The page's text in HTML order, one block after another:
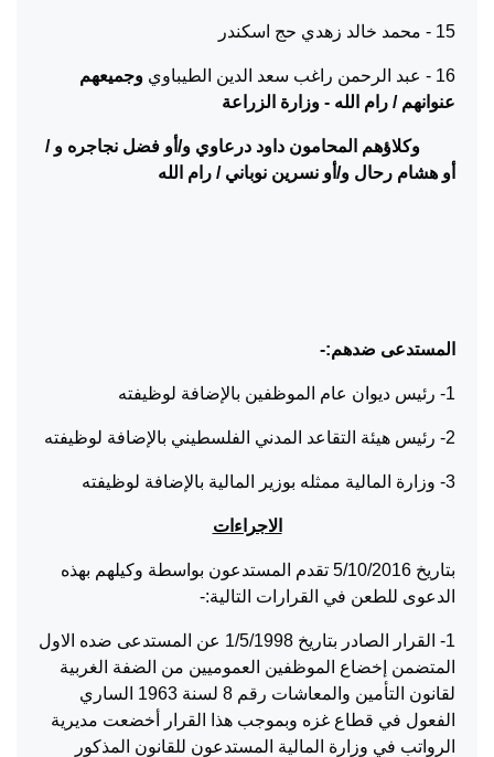
15 - محمد خالد زهدي حج اسكندر
16 - عبد الرحمن راغب سعد الدين الطيباوي
وجميعهم
عنوانهم / رام الله - وزارة الزراعة
وكلاؤهم المحامون داود درعاوي و/أو فضل نجاجره و /
أو هشام رحال و/أو نسرين نوباني / رام الله
المستدعى ضدهم:-
1- رئيس ديوان عام الموظفين بالإضافة لوظيفته
2- رئيس هيئة التقاعد المدني الفلسطيني بالإضافة لوظيفته
3- وزارة المالية ممثله بوزير المالية بالإضافة لوظيفته
الاجراءات
بتاريخ 5/10/2016 تقدم المستدعون بواسطة وكيلهم بهذه
الدعوى للطعن في القرارات التالية:-
1- القرار الصادر بتاريخ 1/5/1998 عن المستدعى ضده الاول
المتضمن إخضاع الموظفين العموميين من الضفة الغربية
لقانون التأمين والمعاشات رقم 8 لسنة 1963 الساري
الفعول في قطاع غزه وبموجب هذا القرار أخضعت مديرية
الرواتب في وزارة المالية المستدعون للقانون المذكور